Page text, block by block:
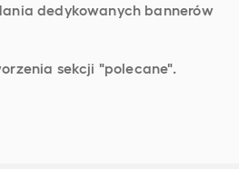
dedykowanych bannerów
sekcji "polecane".